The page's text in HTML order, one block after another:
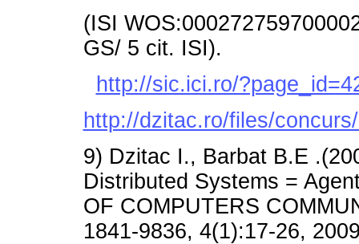
(ISI
GS/ 5 cit. ISI).
http://sic.ici.ro/
http://dzitac.ro/files/
9) Dzitac I., Barbat B.E
Distributed Systems =
OF COMPUTERS
1841-9836, 4(1):17-26,